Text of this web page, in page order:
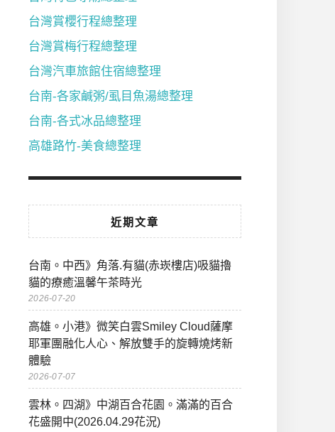
台灣賞櫻行程總整理
台灣賞梅行程總整理
台灣汽車旅館住宿總整理
台南-各家鹹粥/虱目魚湯總整理
台南-各式冰品總整理
高雄路竹-美食總整理
近期文章
台南。中西》角落.有貓(赤崁樓店)吸貓擼
貓的療癒溫馨午茶時光
2026-07-20
高雄。小港》微笑白雲Smiley Cloud薩摩
耶軍團融化人心、解放雙手的旋轉燒烤新
體驗
2026-07-07
雲林。四湖》中湖百合花園。滿滿的百合
花盛開中(2026.04.29花況)